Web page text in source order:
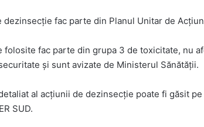
dezinsecție fac parte din Planul Unitar de
folosite fac parte din grupa 3 de toxicitate, nu
și sunt avizate de Ministerul Sănătății.
al acțiunii de dezinsecție poate fi găsit
SUD.